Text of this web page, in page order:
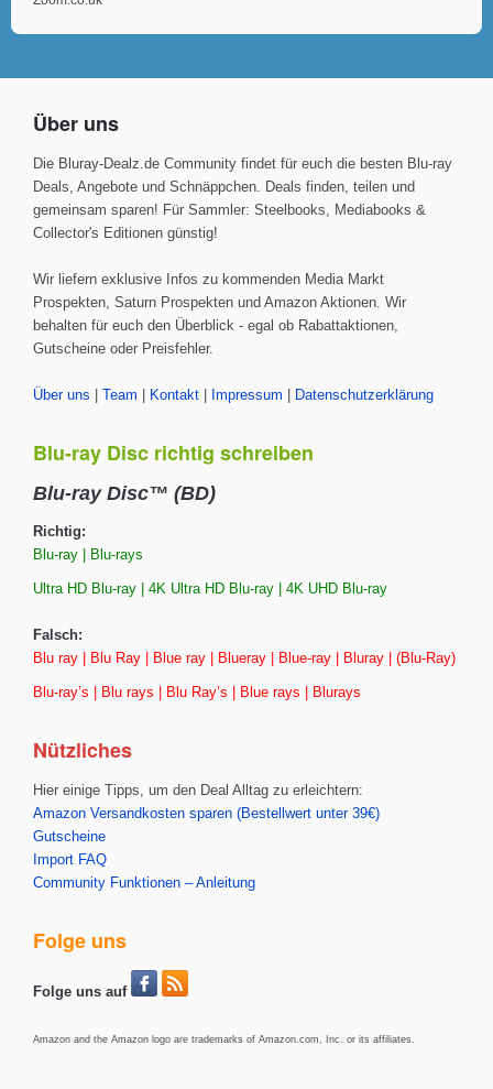
Über uns
Die Bluray-Dealz.de Community findet für euch die besten Blu-ray
Deals, Angebote und Schnäppchen. Deals finden, teilen und
gemeinsam sparen! Für Sammler: Steelbooks, Mediabooks &
Collector's Editionen günstig!
Wir liefern exklusive Infos zu kommenden Media Markt
Prospekten, Saturn Prospekten und Amazon Aktionen. Wir
behalten für euch den Überblick - egal ob Rabattaktionen,
Gutscheine oder Preisfehler.
Über uns Team Kontakt Impressum Datenschutzerklärung
Blu-ray Disc richtig schreiben
Blu-ray Disc™ (BD)
Richtig:
Blu-ray | Blu-rays
Ultra HD Blu-ray | 4K Ultra HD Blu-ray | 4K UHD Blu-ray
Falsch:
Blu ray | Blu Ray | Blue ray | Blueray | Blue-ray | Bluray | (Blu-Ray)
Blu-ray’s | Blu rays | Blu Ray’s | Blue rays | Blurays
Nützliches
Hier einige Tipps, um den Deal Alltag zu erleichtern:
Amazon Versandkosten sparen (Bestellwert unter 39€)
Gutscheine
Import FAQ
Community Funktionen – Anleitung
Folge uns
Folge uns auf
Amazon and the Amazon logo are trademarks of Amazon.com, Inc. or its affiliates.